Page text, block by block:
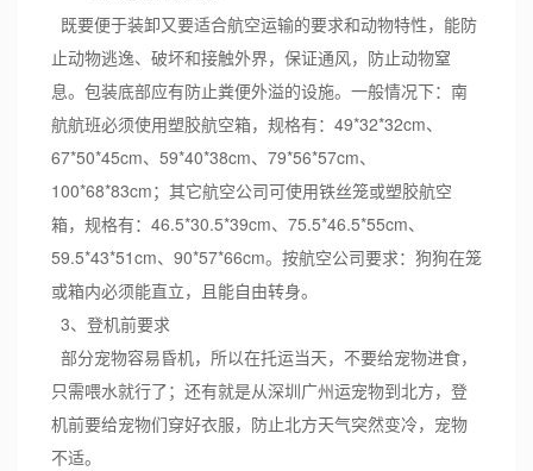
既要便于装卸又要适合航空运输的要求和动物特性，能防
止动物逃逸、破坏和接触外界，保证通风，防止动物窒
息。包装底部应有防止粪便外溢的设施。一般情况下：南
航航班必须使用塑胶航空箱，规格有：49*32*32cm、
67*50*45cm、59*40*38cm、79*56*57cm、
100*68*83cm；其它航空公司可使用铁丝笼或塑胶航空
箱，规格有：46.5*30.5*39cm、75.5*46.5*55cm、
59.5*43*51cm、90*57*66cm。按航空公司要求：狗狗在笼
或箱内必须能直立，且能自由转身。
3、登机前要求
部分宠物容易昏机，所以在托运当天，不要给宠物进食，
只需喂水就行了；还有就是从深圳广州运宠物到北方，登
机前要给宠物们穿好衣服，防止北方天气突然变冷，宠物
不适。